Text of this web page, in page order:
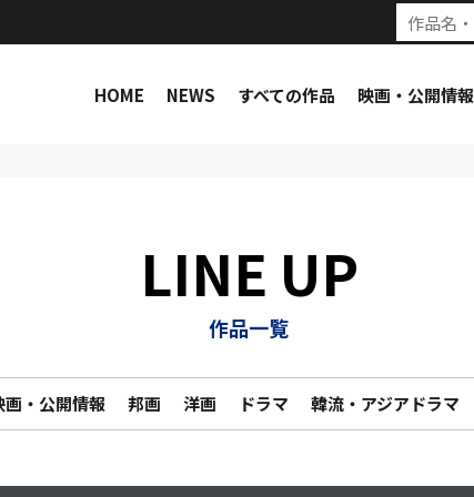
HOME NEWS すべての作品 映画・公開情報
LINE UP
作品一覧
画・公開情報 邦画 洋画 ドラマ 韓流・アジアドラマ